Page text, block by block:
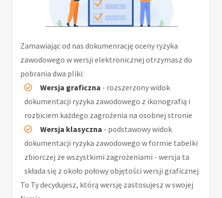
Zamawiając od nas dokumenrację oceny ryzyka
zawodowego w wersji elektronicznej otrzymasz do
pobrania dwa pliki:
Wersja graficzna - rozszerzony widok
dokumentacji ryzyka zawodowego z ikonografią i
rozbiciem każdego zagrożenia na osobnej stronie
Wersja klasyczna - podstawowy widok
dokumentacji ryzyka zawodowego w formie tabelki
zbiorczej ze wszystkimi zagrożeniami - wersja ta
składa się z około połowy objętości wersji graficznej
To Ty decydujesz, którą wersję zastosujesz w swojej